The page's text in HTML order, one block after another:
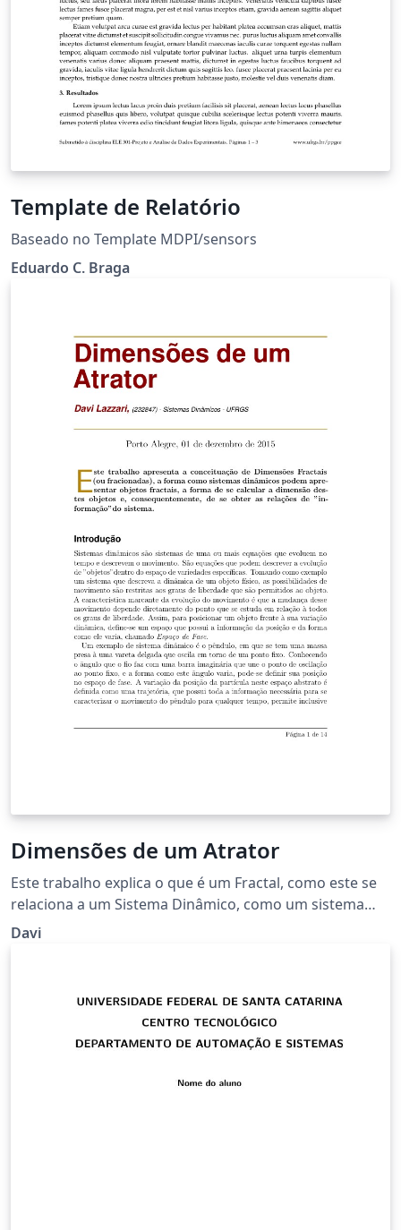
Template de Relatório
Baseado no Template MDPI/sensors
Eduardo C. Braga
Dimensões de um Atrator
Este trabalho explica o que é um Fractal, como este se
relaciona a um Sistema Dinâmico, como um sistema
caótico apresenta comportamentos de dimensão
Davi